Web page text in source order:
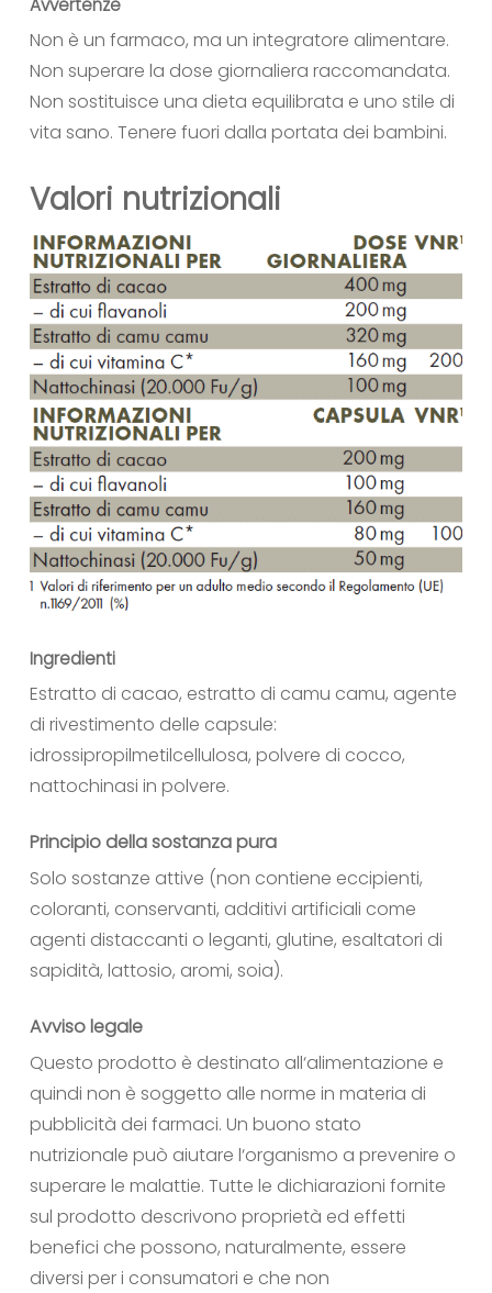
Avvertenze
Non è un farmaco, ma un integratore alimentare.
Non superare la dose giornaliera raccomandata.
Non sostituisce una dieta equilibrata e uno stile di
vita sano. Tenere fuori dalla portata dei bambini.
Valori nutrizionali
Ingredienti
Estratto di cacao, estratto di camu camu, agente
di rivestimento delle capsule:
idrossipropilmetilcellulosa, polvere di cocco,
nattochinasi in polvere.
Principio della sostanza pura
Solo sostanze attive (non contiene eccipienti,
coloranti, conservanti, additivi artificiali come
agenti distaccanti o leganti, glutine, esaltatori di
sapidità, lattosio, aromi, soia).
Avviso legale
Questo prodotto è destinato all‘alimentazione e
quindi non è soggetto alle norme in materia di
pubblicità dei farmaci. Un buono stato
nutrizionale può aiutare l‘organismo a prevenire o
superare le malattie. Tutte le dichiarazioni fornite
sul prodotto descrivono proprietà ed effetti
benefici che possono, naturalmente, essere
diversi per i consumatori e che non